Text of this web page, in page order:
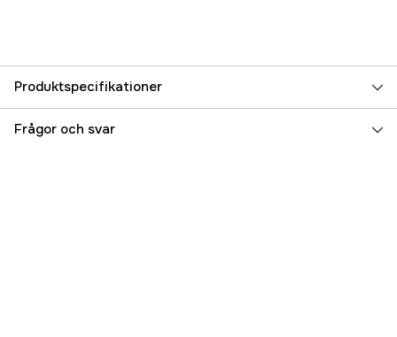
Produktspecifikationer
Referensnummer 5000023094
Frågor och svar